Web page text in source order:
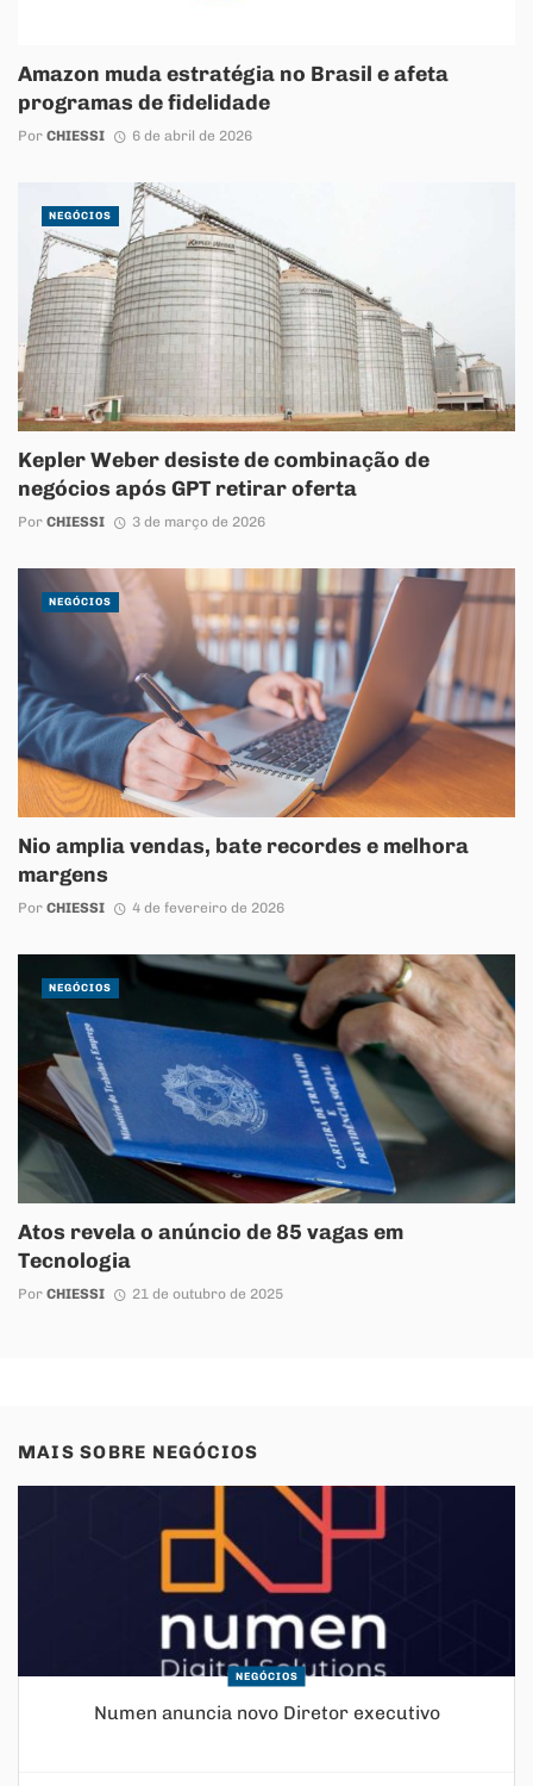
Amazon muda estratégia no Brasil e afeta
programas de fidelidade
Por CHIESSI 6 de abril de 2026
Kepler Weber desiste de combinação de
negócios após GPT retirar oferta
Por CHIESSI 3 de março de 2026
NEGÓCIOS
Nio amplia vendas, bate recordes e melhora
margens
Por CHIESSI 4 de fevereiro de 2026
NEGÓCIOS
Atos revela o anúncio de 85 vagas em
Tecnologia
Por CHIESSI 21 de outubro de 2025
NEGÓCIOS
MAIS SOBRE NEGÓCIOS
NEGÓCIOS
Numen anuncia novo Diretor executivo